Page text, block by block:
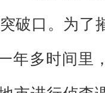
破口。为了
年多时间里